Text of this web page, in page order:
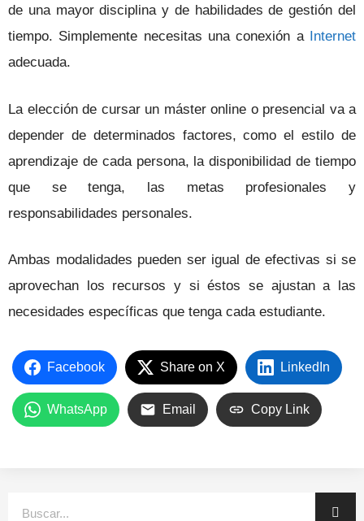
de una mayor disciplina y de habilidades de gestión del
tiempo. Simplemente necesitas una conexión a
Internet
adecuada.
La elección de cursar un máster online o presencial va a
depender de determinados factores, como el estilo de
aprendizaje de cada persona, la disponibilidad de tiempo
que se tenga, las metas profesionales y
responsabilidades personales.
Ambas modalidades pueden ser igual de efectivas si se
aprovechan los recursos y si éstos se ajustan a las
necesidades específicas que tenga cada estudiante.
Facebook Share on X LinkedIn
WhatsApp Email Copy Link